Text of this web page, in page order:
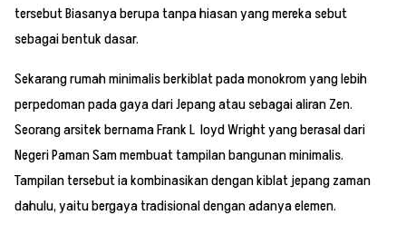
tersebut Biasanya berupa tanpa hiasan yang mereka sebut
sebagai bentuk dasar.
Sekarang rumah minimalis berkiblat pada monokrom yang lebih
perpedoman pada gaya dari Jepang atau sebagai aliran Zen.
Seorang arsitek bernama Frank L loyd Wright yang berasal dari
Negeri Paman Sam membuat tampilan bangunan minimalis.
Tampilan tersebut ia kombinasikan dengan kiblat jepang zaman
dahulu, yaitu bergaya tradisional dengan adanya elemen.